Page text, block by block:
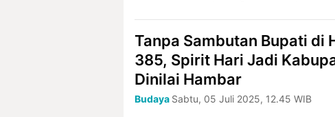
Tanpa Sambutan Bupati di
385, Spirit Hari Jadi
Dinilai Hambar
Budaya Sabtu, 05 Juli 2025, 12.45 WIB